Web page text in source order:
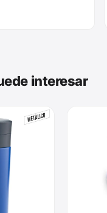
interesar